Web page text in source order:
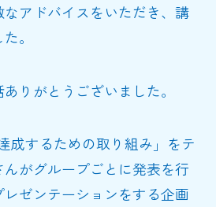
アドバイスをいただき、講
。
りがとうございました。
成するための取り組み」をテ
がグループごとに発表を行
ゼンテーションをする企画